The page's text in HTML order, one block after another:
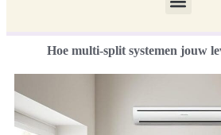
Hoe multi-split systemen jouw